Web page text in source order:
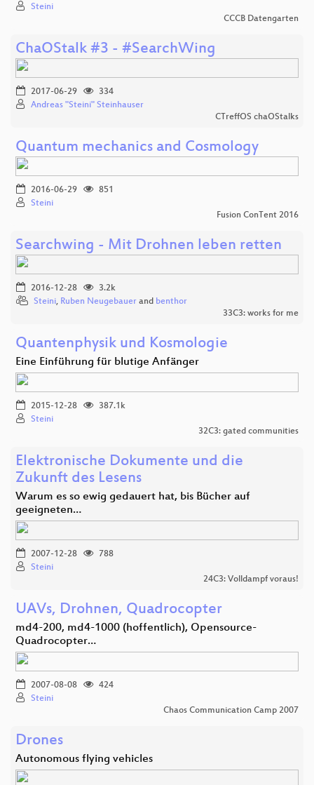
Steini
CCCB Datengarten
ChaOStalk #3 - #SearchWing
2017-06-29
334
Andreas "Steini" Steinhauser
CTreffOS chaOStalks
Quantum mechanics and Cosmology
2016-06-29
851
Steini
Fusion ConTent 2016
Searchwing - Mit Drohnen leben retten
2016-12-28
3.2k
Steini, Ruben Neugebauer and benthor
33C3: works for me
Quantenphysik und Kosmologie
Eine Einführung für blutige Anfänger
2015-12-28
387.1k
Steini
32C3: gated communities
Elektronische Dokumente und die
Zukunft des Lesens
Warum es so ewig gedauert hat, bis Bücher auf
geeigneten…
2007-12-28
788
Steini
24C3: Volldampf voraus!
UAVs, Drohnen, Quadrocopter
md4-200, md4-1000 (hoffentlich), Opensource-
Quadrocopter…
2007-08-08
424
Steini
Chaos Communication Camp 2007
Drones
Autonomous flying vehicles